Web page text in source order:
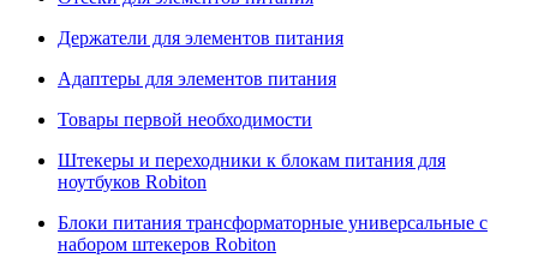
Держатели для элементов питания
Адаптеры для элементов питания
Товары первой необходимости
Штекеры и переходники к блокам питания для
ноутбуков Robiton
Блоки питания трансформаторные универсальные с
набором штекеров Robiton